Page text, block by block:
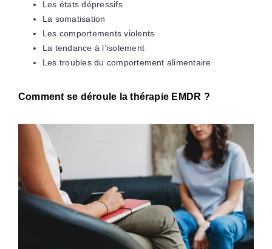
Les états dépressifs
La somatisation
Les comportements violents
La tendance à l’isolement
Les troubles du comportement alimentaire
Comment se déroule la thérapie EMDR ?